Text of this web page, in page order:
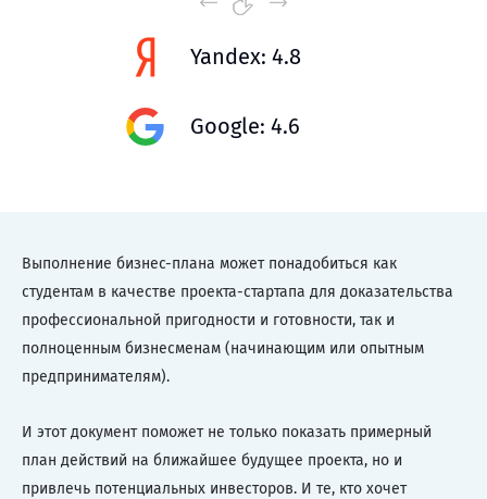
Yandex: 4.8
Google: 4.6
Выполнение бизнес-плана может понадобиться как
студентам в качестве проекта-стартапа для доказательства
профессиональной пригодности и готовности, так и
полноценным бизнесменам (начинающим или опытным
предпринимателям).
И этот документ поможет не только показать примерный
план действий на ближайшее будущее проекта, но и
привлечь потенциальных инвесторов. И те, кто хочет